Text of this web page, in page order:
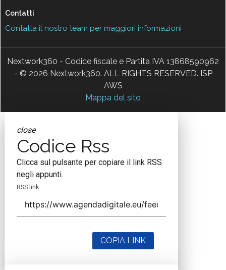
Contatti
Contatta il nostro team per maggiori informazioni
Nextwork360 - Codice fiscale e Partita IVA 13868590962
- © 2026 Nextwork360. ALL RIGHTS RESERVED. ISP
AWS
Mappa del sito
close
Codice Rss
Clicca sul pulsante per copiare il link RSS
negli appunti.
RSS link
COPIA LINK